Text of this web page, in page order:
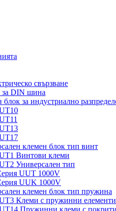
свързване
за DIN шина
за индустриално
клемен блок тип винт
Винтови клеми
Универсален тип
UUT 1000V
UUK 1000V
клемен блок тип пружина
Клеми с пружинни елементи
Пружинни клеми с